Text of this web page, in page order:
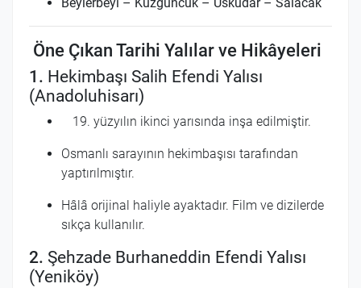
Beylerbeyi – Kuzguncuk – Üsküdar – Salacak
Öne Çıkan Tarihi Yalılar ve Hikâyeleri
1. Hekimbaşı Salih Efendi Yalısı
(Anadoluhisarı)
yüzyılın ikinci yarısında inşa edilmiştir.
Osmanlı sarayının hekimbaşısı tarafından
yaptırılmıştır.
Hâlâ orijinal haliyle ayaktadır. Film ve dizilerde
sıkça kullanılır.
2. Şehzade Burhaneddin Efendi Yalısı
(Yeniköy)